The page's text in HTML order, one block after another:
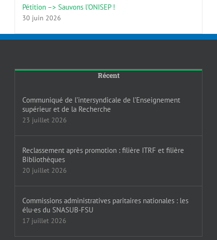
Pétition –> Sauvons l’ONISEP !
30 juin 2026
Récent
Communiqué de l’intersyndicale de l’Enseignement
supérieur et de la Recherche
23 juillet 2026
Reclassement après promotion : filière ITRF et filière
Bibliothèques
20 juillet 2026
Commissions administratives paritaires nationales : les
élu·es du SNASUB-FSU
17 juillet 2026